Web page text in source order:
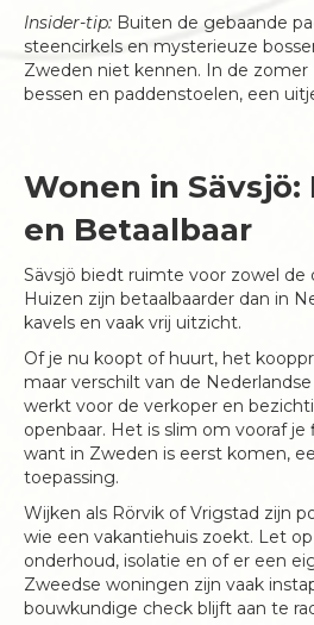
Insider-tip: Buiten de gebaande
steencirkels en mysterieuze
Zweden niet kennen. In de zomer
bessen en paddenstoelen, een
Wonen in Sävsjö:
en Betaalbaar
Sävsjö biedt ruimte voor zowel de
Huizen zijn betaalbaarder dan in
kavels en vaak vrij uitzicht.
Of je nu koopt of huurt, het
maar verschilt van de
werkt voor de verkoper en
openbaar. Het is slim om vooraf
want in Zweden is eerst komen,
toepassing.
Wijken als Rörvik of Vrigstad zijn
wie een vakantiehuis zoekt. Let
onderhoud, isolatie en of er een
Zweedse woningen zijn vaak
bouwkundige check blijft aan te